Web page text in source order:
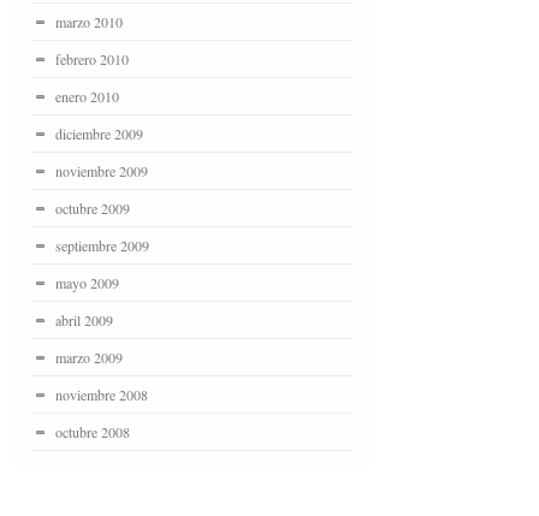
marzo 2010
febrero 2010
enero 2010
diciembre 2009
noviembre 2009
octubre 2009
septiembre 2009
mayo 2009
abril 2009
marzo 2009
noviembre 2008
octubre 2008